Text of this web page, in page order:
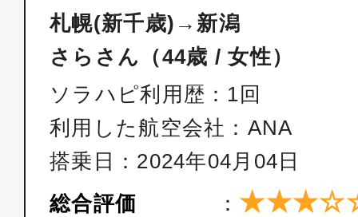
札幌(新千歳)→新潟
さらさん（44歳 / 女性）
ソラハピ利用歴：1回
利用した航空会社：ANA
搭乗日：2024年04月04日
総合評価
：